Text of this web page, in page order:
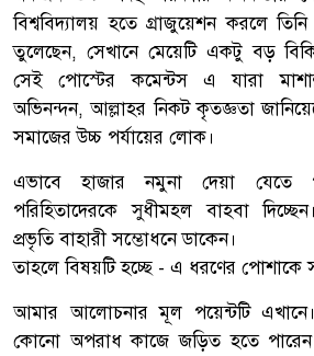
বিশ্ববিদ্যালয় হতে গ্রাজুয়েশন করলে
তুলেছেন, সেখানে মেয়েটি একটু বড়
সেই পোস্টের কমেন্টস এ যারা
অভিনন্দন, আল্লাহর নিকট কৃতজ্ঞতা
সমাজের উচ্চ পর্যায়ের লোক।
এভাবে হাজার নমুনা দেয়া যেতে
পরিহিতাদেরকে সুধীমহল বাহবা
প্রভৃতি বাহারী সম্ভোধনে ডাকেন।
তাহলে বিষয়টি হচ্ছে - এ ধরণের
আমার আলোচনার মূল পয়েন্টটি
কোনো অপরাধ কাজে জড়িত হতে